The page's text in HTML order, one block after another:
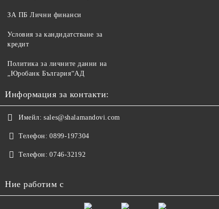
ЗА ПБ Лични финанси
Условия за кандидатстване за
кредит
Политика за личните данни на
„Юробанк България“АД
Информация за контакти:
Имейл: sales@shalamandovi.com
Телефон: 0899-197304
Телефон: 0746-32192
Ние работим с